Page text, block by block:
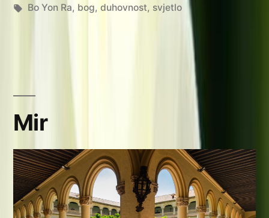
by
Tags:
Bo Yon Ra, bog, duhovnost, svjetlo
Mir